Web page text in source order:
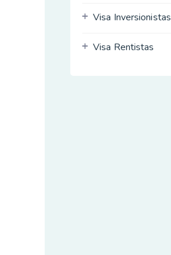
Visa Inversionistas
Visa Rentistas